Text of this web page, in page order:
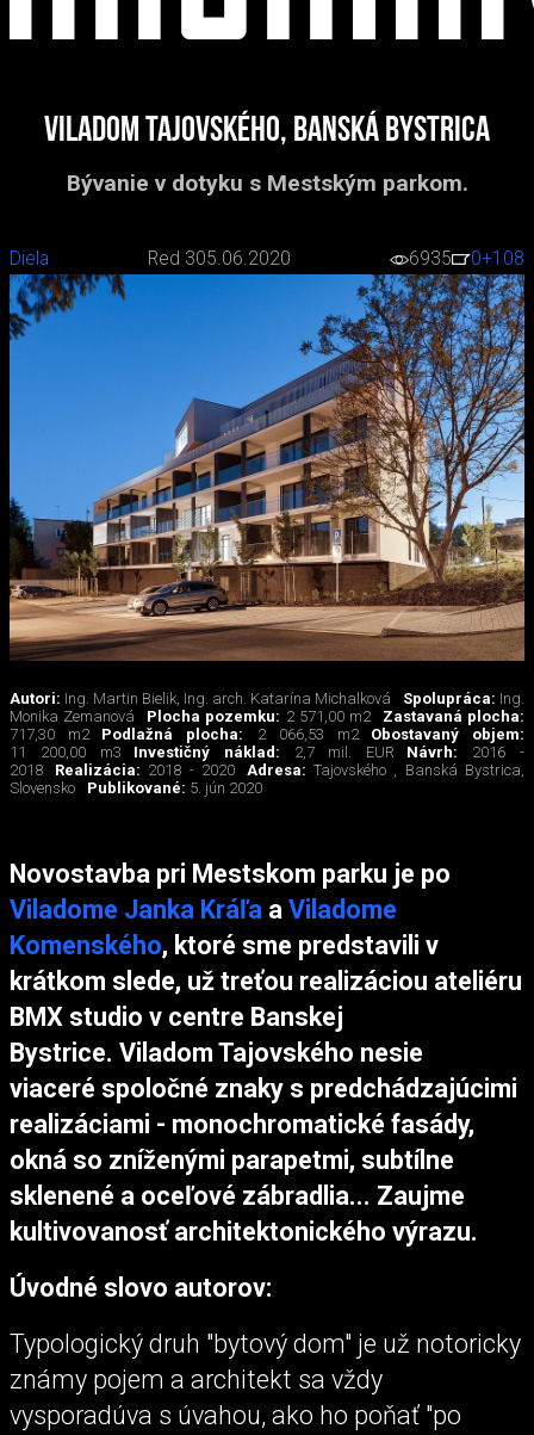
Viladom Tajovského, Banská Bystrica
Bývanie v dotyku s Mestským parkom.
Diela Red 305.06.2020 6935 0+108
Autori: Ing. Martin Bielik, Ing. arch. Katarína Michalková Spolupráca: Ing.
Monika Zemanová
Plocha pozemku: 2 571,00 m2
Zastavaná plocha:
717,30 m2
Podlažná plocha: 2 066,53 m2
Obostavaný objem:
11 200,00 m3
Investičný náklad: 2,7 mil. EUR Návrh: 2016 -
2018
Realizácia: 2018 - 2020 Adresa:Tajovského , Banská Bystrica,
Slovensko
Publikované: 5. jún 2020
Novostavba pri Mestskom parku je po
Viladome Janka Kráľa a Viladome
Komenského, ktoré sme predstavili v
krátkom slede, už treťou realizáciou ateliéru
BMX studio v centre Banskej
Bystrice. Viladom Tajovského nesie
viaceré spoločné znaky s predchádzajúcimi
realizáciami - monochromatické fasády,
okná so zníženými parapetmi, subtílne
sklenené a oceľové zábradlia... Zaujme
kultivovanosť architektonického výrazu.
Úvodné slovo autorov:
Typologický druh "bytový dom" je už notoricky
známy pojem a architekt sa vždy
vysporadúva s úvahou, ako ho poňať "po